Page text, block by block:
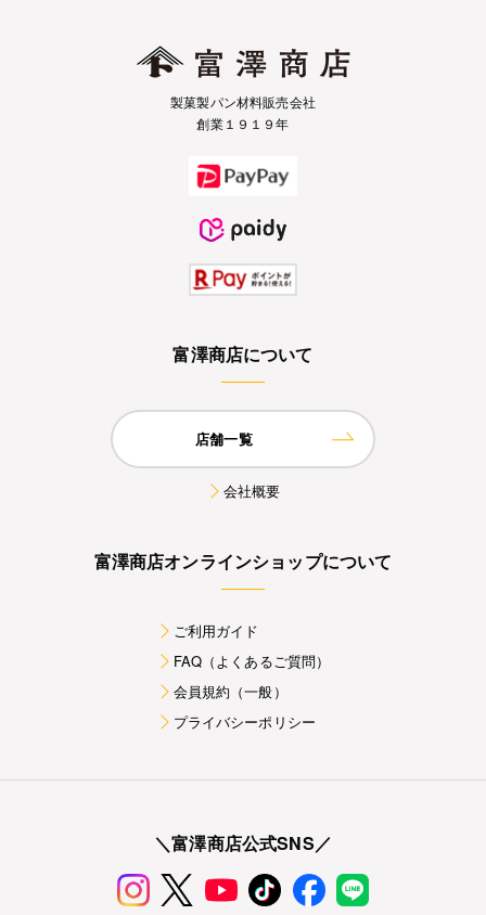
製菓製パン材料販売会社
創業１９１９年
富澤商店について
店舗一覧
会社概要
富澤商店オンラインショップについて
ご利用ガイド
FAQ（よくあるご質問）
会員規約（一般）
プライバシーポリシー
＼富澤商店公式SNS／